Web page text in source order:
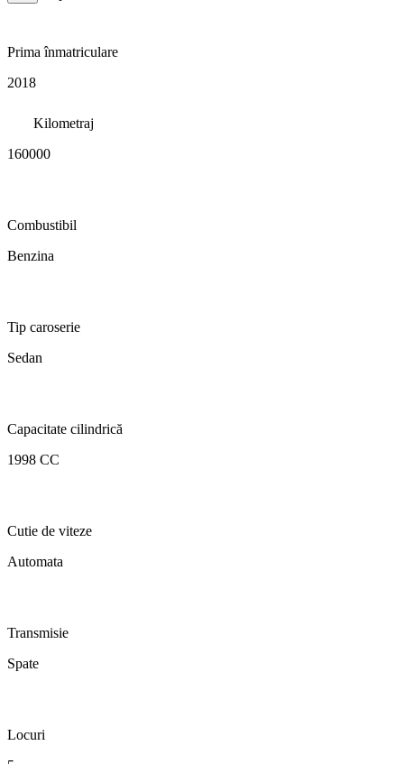
Prima înmatriculare
2018
Kilometraj
160000
Combustibil
Benzina
Tip caroserie
Sedan
Capacitate cilindrică
1998 CC
Cutie de viteze
Automata
Transmisie
Spate
Locuri